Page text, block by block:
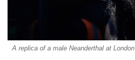
A replica of a male Neanderthal at